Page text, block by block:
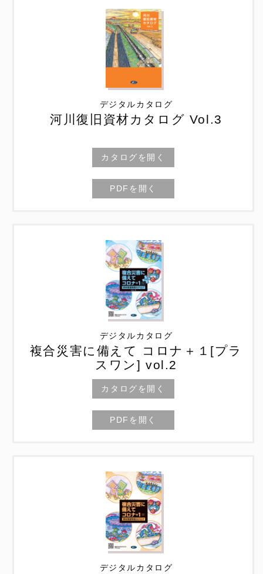
デジタルカタログ
河川復旧資材カタログ Vol.3
カタログを開く
PDFを開く
デジタルカタログ
複合災害に備えて コロナ＋１[プラ
スワン] vol.2
カタログを開く
PDFを開く
デジタルカタログ